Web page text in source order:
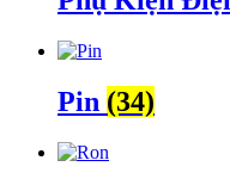
Pin (34)